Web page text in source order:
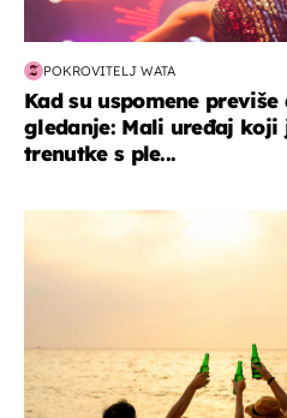
POKROVITELJ WATA
Kad su uspomene
gledanje: Mali uređaj koji
trenutke s ple...